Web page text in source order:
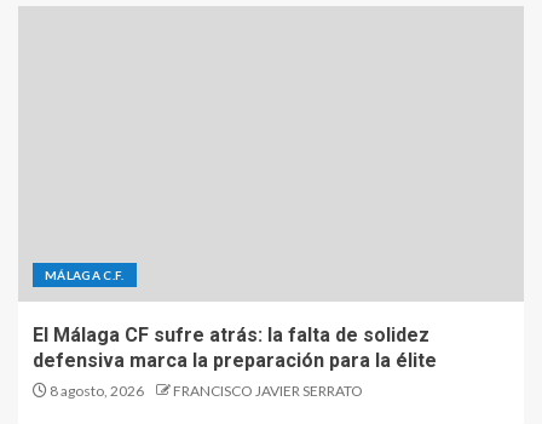
MÁLAGA C.F.
El Málaga CF sufre atrás: la falta de solidez
defensiva marca la preparación para la élite
8 agosto, 2026 FRANCISCO JAVIER SERRATO